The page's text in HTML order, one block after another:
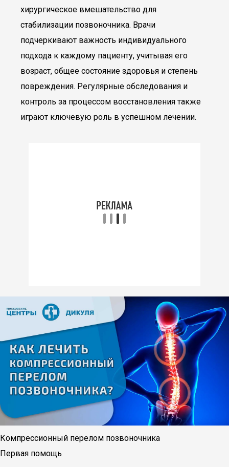
хирургическое вмешательство для
стабилизации позвоночника. Врачи
подчеркивают важность индивидуального
подхода к каждому пациенту, учитывая его
возраст, общее состояние здоровья и степень
повреждения. Регулярные обследования и
контроль за процессом восстановления также
играют ключевую роль в успешном лечении.
Компрессионный перелом позвоночника
Первая помощь